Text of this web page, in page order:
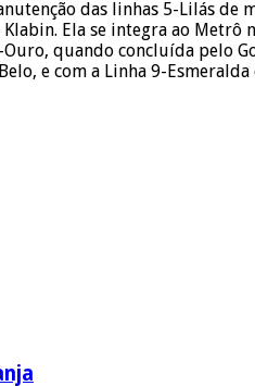
das linhas 5-Lilás
Ela se integra ao Metrô
quando concluída pelo
e com a Linha 9-